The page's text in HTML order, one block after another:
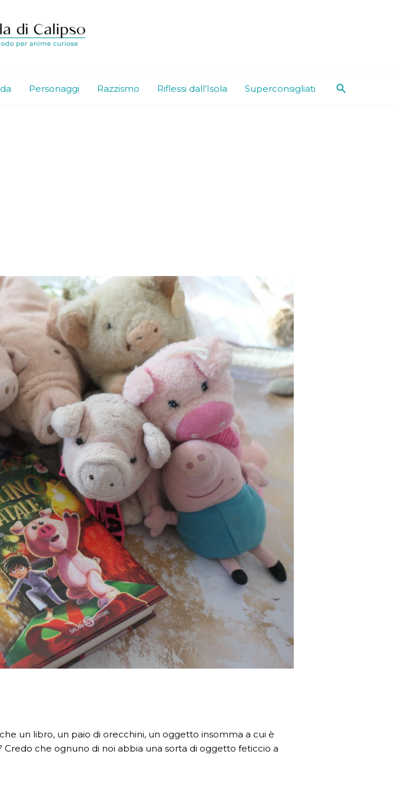
Personaggi Razzismo Riflessi dall’Isola Superconsigliati Cerca
un libro, un paio di orecchini, un oggetto insomma a cui è
che ognuno di noi abbia una sorta di oggetto feticcio a